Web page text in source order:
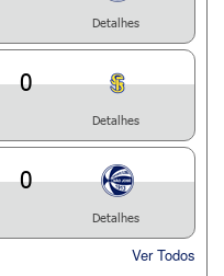
Detalhes
0
Detalhes
0
Detalhes
Ver Todos